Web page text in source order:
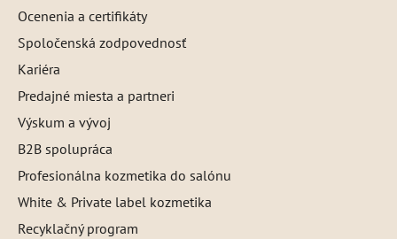
Ocenenia a certifikáty
Spoločenská zodpovednosť
Kariéra
Predajné miesta a partneri
Výskum a vývoj
B2B spolupráca
Profesionálna kozmetika do salónu
White & Private label kozmetika
Recyklačný program